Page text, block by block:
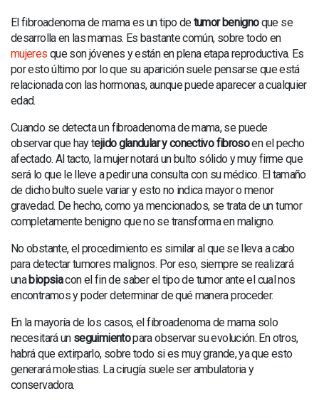
BLOG
RADIOLOGÍA
RESONANCIA MAGNÉTICA
El fibroadenoma de mama es un tipo detumor benignoque se
desarrolla en las mamas. Es bastante común, sobre todo en
mujeres que son jóvenes y están en plena etapa reproductiva. Es
por esto último por lo que su aparición suele pensarse que está
relacionada con las hormonas, aunque puede aparecer a cualquier
edad.
Cuando se detecta un fibroadenoma de mama, se puede
observar que hay tejido glandular y conectivo fibrosoen el pecho
afectado. Al tacto, la mujer notará un bulto sólido y muy firme que
será lo que le lleve a pedir una consulta con su médico. El tamaño
de dicho bulto suele variar y esto no indica mayor o menor
gravedad. De hecho, como ya mencionados, se trata de un tumor
completamente benigno que no se transforma en maligno.
No obstante, el procedimiento es similar al que se lleva a cabo
para detectar tumores malignos. Por eso, siempre se realizará
unabiopsiacon el fin de saber el tipo de tumor ante el cual nos
encontramos y poder determinar de qué manera proceder.
En la mayoría de los casos, el fibroadenoma de mama solo
necesitará un seguimientopara observar su evolución. En otros,
habrá que extirparlo, sobre todo si es muy grande, ya que esto
generará molestias. La cirugía suele ser ambulatoria y
conservadora.